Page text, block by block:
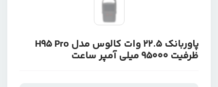
پاوربانک 22.5 وات کالوس مدل H95 Pro
ظرفیت 95000 میلی‌ آمپر ساعت